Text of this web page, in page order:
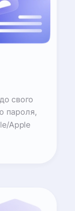
свого
пароля,
Apple